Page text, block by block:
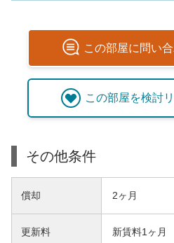
この部屋に問い
この部屋を検討
その他条件
償却 2ヶ月
更新料 新賃料1ヶ月